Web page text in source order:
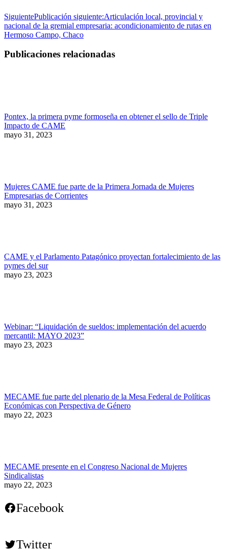
SiguientePublicación siguiente:Articulación local, provincial y
nacional de la gremial empresaria: acondicionamiento de rutas en
Hermoso Campo, Chaco
Publicaciones relacionadas
Pontex, la primera pyme formoseña en obtener el sello de Triple
Impacto de CAME
mayo 31, 2023
Mujeres CAME fue parte de la Primera Jornada de Mujeres
Empresarias de Corrientes
mayo 31, 2023
CAME y el Parlamento Patagónico proyectan fortalecimiento de las
pymes del sur
mayo 23, 2023
Webinar: “Liquidación de sueldos: implementación del acuerdo
mercantil: MAYO 2023”
mayo 23, 2023
MECAME fue parte del plenario de la Mesa Federal de Políticas
Económicas con Perspectiva de Género
mayo 22, 2023
MECAME presente en el Congreso Nacional de Mujeres
Sindicalistas
mayo 22, 2023
Facebook
Twitter